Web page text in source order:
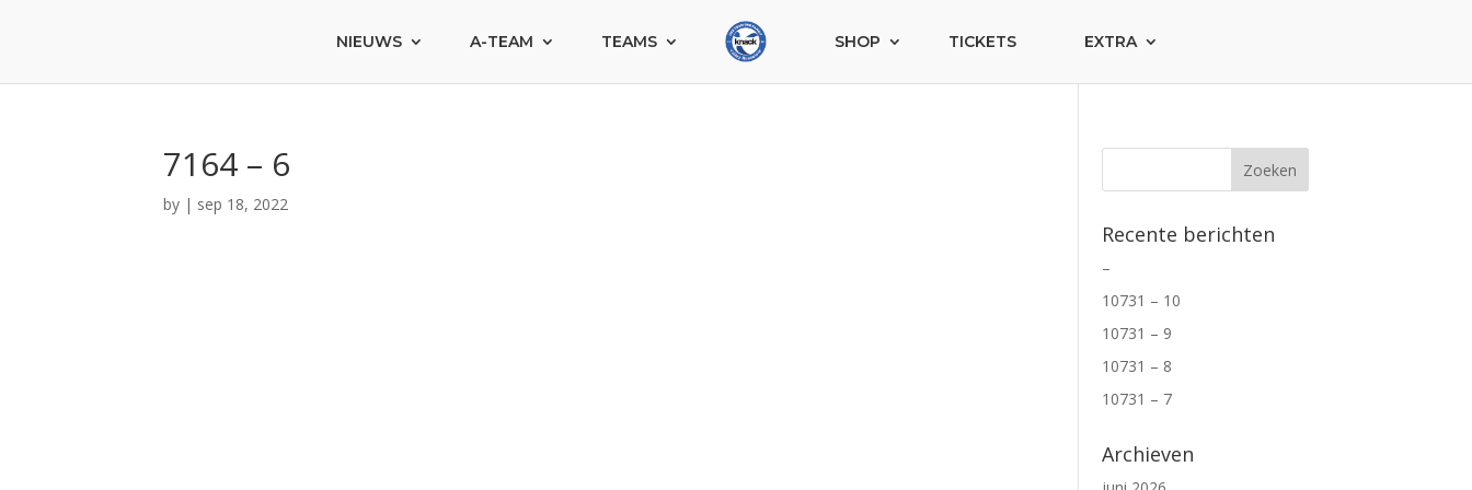
NIEUWS A-TEAM TEAMS SHOP TICKETS EXTRA
7164 – 6
by | sep 18, 2022
Recente berichten
–
10731 – 10
10731 – 9
10731 – 8
10731 – 7
Archieven